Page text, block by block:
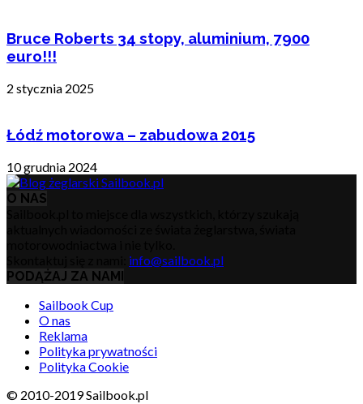
Bruce Roberts 34 stopy, aluminium, 7900
euro!!!
2 stycznia 2025
Łódź motorowa – zabudowa 2015
10 grudnia 2024
O NAS
info@sailbook.pl
PODĄŻAJ ZA NAMI
Sailbook Cup
O nas
Reklama
Polityka prywatności
Polityka Cookie
© 2010-2019 Sailbook.pl